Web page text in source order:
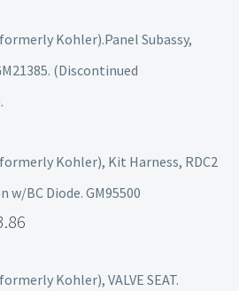
Kohler).Panel Subassy,
(Discontinued
Kohler), Kit Harness, RDC2
w/BC Diode. GM95500
Kohler), VALVE SEAT.